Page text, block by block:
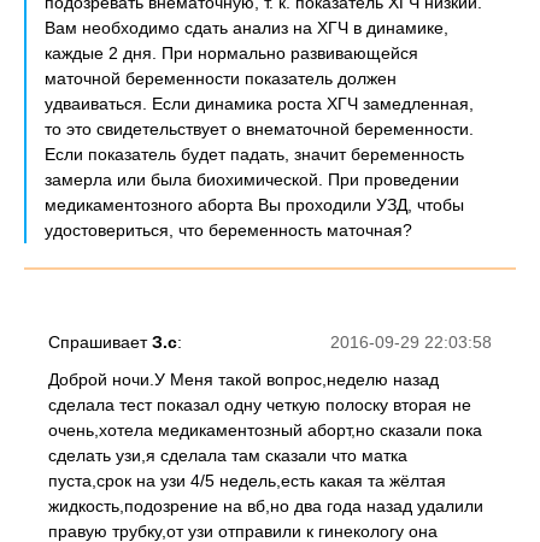
Вам необходимо сдать анализ на ХГЧ в динамике,
каждые 2 дня. При нормально развивающейся
маточной беременности показатель должен
удваиваться. Если динамика роста ХГЧ замедленная,
то это свидетельствует о внематочной беременности.
Если показатель будет падать, значит беременность
замерла или была биохимической. При проведении
медикаментозного аборта Вы проходили УЗД, чтобы
удостовериться, что беременность маточная?
2016-09-29 22:03:58
СпрашиваетЗ.с:
Доброй ночи.У Меня такой вопрос,неделю назад
сделала тест показал одну четкую полоску вторая не
очень,хотела медикаментозный аборт,но сказали пока
сделать узи,я сделала там сказали что матка
пуста,срок на узи 4/5 недель,есть какая та жёлтая
жидкость,подозрение на вб,но два года назад удалили
правую трубку,от узи отправили к гинекологу она